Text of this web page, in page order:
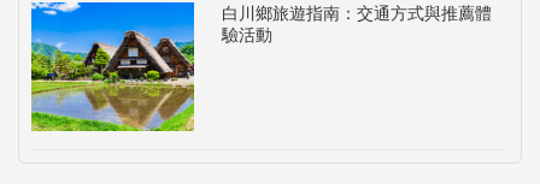
白川鄉旅遊指南：交通方式與推薦體
驗活動